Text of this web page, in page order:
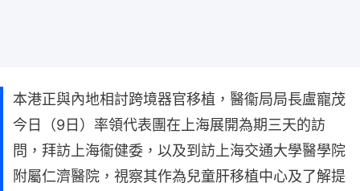
本港正與內地相討跨境器官移植，醫衞局局長盧寵茂
今日（9日）率領代表團在上海展開為期三天的訪
問，拜訪上海衞健委，以及到訪上海交通大學醫學院
附屬仁濟醫院，視察其作為兒童肝移植中心及了解提